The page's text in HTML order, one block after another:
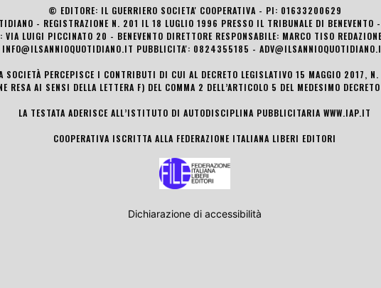
© EDITORE: IL GUERRIERO SOCIETA' COOPERATIVA - PI: 01633200629
- REGISTRAZIONE N. 201 IL 18 LUGLIO 1996 PRESSO IL TRIBUNALE DI
VIA LUIGI PICCINATO 20 - BENEVENTO DIRETTORE RESPONSABILE: MARCO TISO
INFO@ILSANNIOQUOTIDIANO.IT PUBBLICITA': 0824355185 -
SOCIETÀ PERCEPISCE I CONTRIBUTI DI CUI AL DECRETO LEGISLATIVO 15 MAGGIO 2017,
RESA AI SENSI DELLA LETTERA F) DEL COMMA 2 DELL’ARTICOLO 5 DEL MEDESIMO
LA TESTATA ADERISCE ALL’ISTITUTO DI AUTODISCIPLINA PUBBLICITARIA WWW.IAP.IT
COOPERATIVA ISCRITTA ALLA FEDERAZIONE ITALIANA LIBERI EDITORI
Dichiarazione di accessibilità